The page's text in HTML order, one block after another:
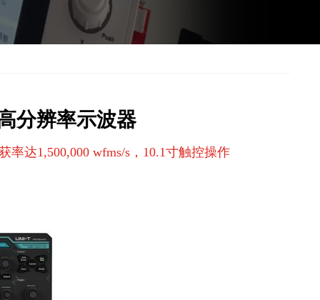
分辨率示波器
率达1,500,000 wfms/s，10.1寸触控操作